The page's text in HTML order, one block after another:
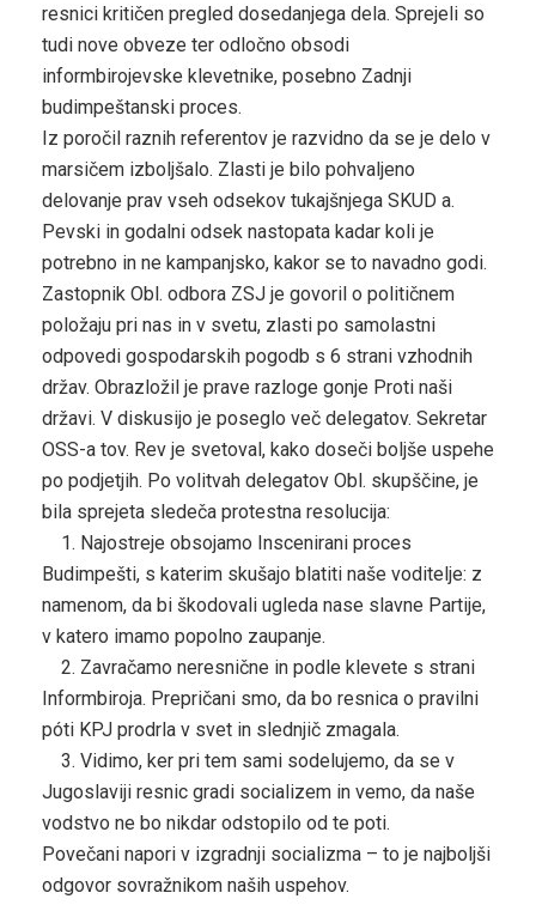
resnici kritičen pregled dosedanjega dela. Sprejeli so
tudi nove obveze ter odločno obsodi
informbirojevske klevetnike, posebno Zadnji
budimpeštanski proces.
Iz poročil raznih referentov je razvidno da se je delo v
marsičem izboljšalo. Zlasti je bilo pohvaljeno
delovanje prav vseh odsekov tukajšnjega SKUD a.
Pevski in godalni odsek nastopata kadar koli je
potrebno in ne kampanjsko, kakor se to navadno godi.
Zastopnik Obl. odbora ZSJ je govoril o političnem
položaju pri nas in v svetu, zlasti po samolastni
odpovedi gospodarskih pogodb s 6 strani vzhodnih
držav. Obrazložil je prave razloge gonje Proti naši
državi. V diskusijo je poseglo več delegatov. Sekretar
OSS-a tov. Rev je svetoval, kako doseči boljše uspehe
po podjetjih. Po volitvah delegatov Obl. skupščine, je
bila sprejeta sledeča protestna resolucija:
1. Najostreje obsojamo Inscenirani proces
Budimpešti, s katerim skušajo blatiti naše voditelje: z
namenom, da bi škodovali ugleda nase slavne Partije,
v katero imamo popolno zaupanje.
2. Zavračamo neresnične in podle klevete s strani
Informbiroja. Prepričani smo, da bo resnica o pravilni
póti KPJ prodrla v svet in slednjič zmagala.
3. Vidimo, ker pri tem sami sodelujemo, da se v
Jugoslaviji resnic gradi socializem in vemo, da naše
vodstvo ne bo nikdar odstopilo od te poti.
Povečani napori v izgradnji socializma – to je najboljši
odgovor sovražnikom naših uspehov.